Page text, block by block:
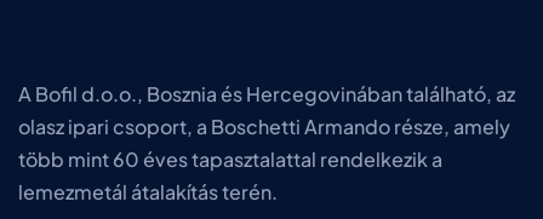
A Bofil d.o.o., Bosznia és Hercegovinában található, az
olasz ipari csoport, a Boschetti Armando része, amely
több mint 60 éves tapasztalattal rendelkezik a
lemezmetál átalakítás terén.